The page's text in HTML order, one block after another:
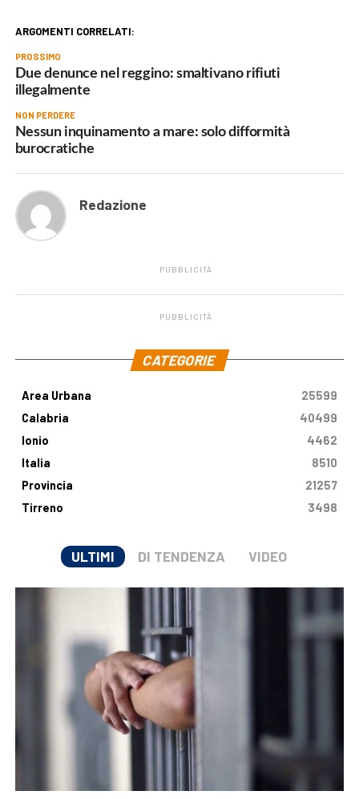
ARGOMENTI CORRELATI:
PROSSIMO
Due denunce nel reggino: smaltivano rifiuti
illegalmente
NON PERDERE
Nessun inquinamento a mare: solo difformità
burocratiche
Redazione
PUBBLICITÀ
PUBBLICITÀ
CATEGORIE
Area Urbana
25599
Calabria
40499
Ionio
4462
Italia
8510
Provincia
21257
Tirreno
3498
ULTIMI DI TENDENZA VIDEO